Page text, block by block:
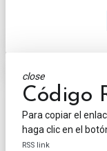
close
Código
Para copiar el
haga clic en el
RSS link